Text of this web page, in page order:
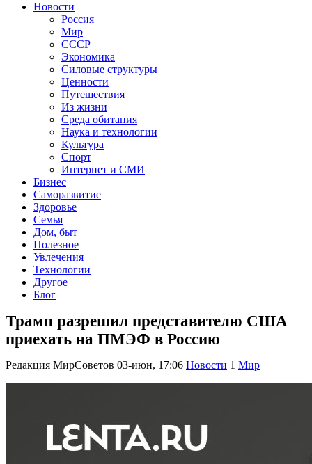
Новости
Россия
Мир
СССР
Экономика
Силовые структуры
Ценности
Путешествия
Из жизни
Среда обитания
Наука и технологии
Культура
Спорт
Интернет и СМИ
Бизнес
Саморазвитие
Здоровье
Семья
Дом, быт
Полезное
Увлечения
Технологии
Другое
Блог
Трамп разрешил представителю США
приехать на ПМЭФ в Россию
Редакция МирСоветов 03-июн, 17:06 Новости 1 Мир